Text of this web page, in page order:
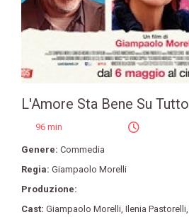
L'Amore Sta Bene Su Tutto
96 min
Genere: Commedia
Regia: Giampaolo Morelli
Produzione:
Cast: Giampaolo Morelli, Ilenia Pastorelli,